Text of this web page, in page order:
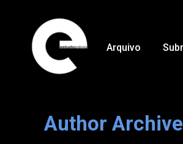
Arquivo
Author